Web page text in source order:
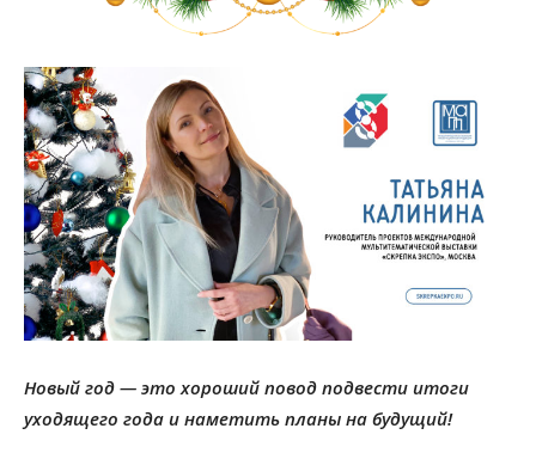
Новый год — это хороший повод подвести итоги
уходящего года и наметить планы на будущий!